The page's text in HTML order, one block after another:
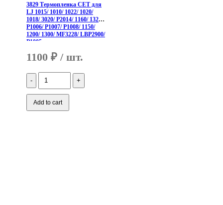
3829 Термопленка CET для
LJ 1015/ 1010/ 1022/ 1020/
1018/ 3020/ P2014/ 1160/ 1320/
P1006/ P1007/ P1008/ 1150/
1200/ 1300/ MF3228/ LBP2900/
P1005,
1100 ₽
Количество
3829
Термопленка
CET
для
Add to cart